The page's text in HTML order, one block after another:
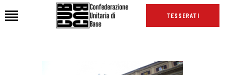
TESSERATI